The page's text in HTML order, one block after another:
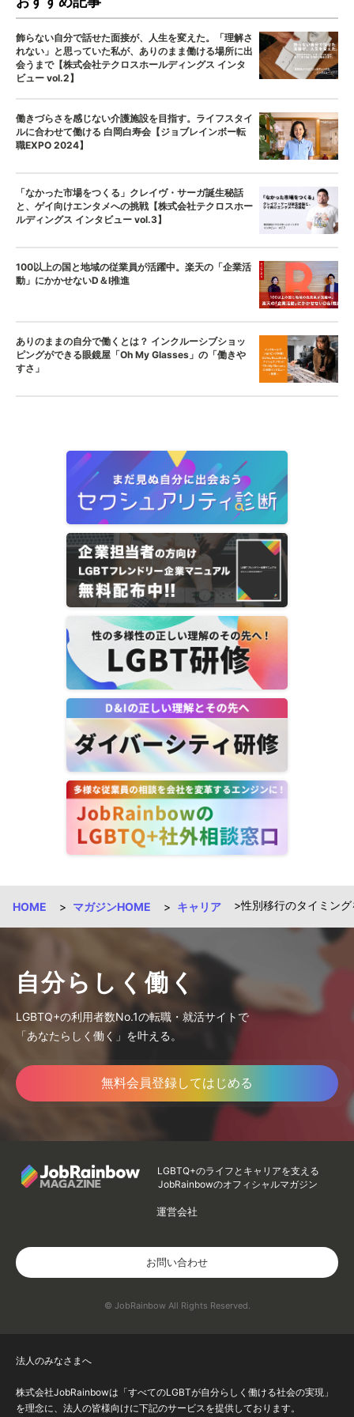
飾らない自分で話せた面接が、人生を変えた。「理解さ
れない」と思っていた私が、ありのまま働ける場所に出
会うまで【株式会社テクロスホールディングス インタ
ビュー vol.2】
働きづらさを感じない介護施設を目指す。ライフスタイ
ルに合わせて働ける 白岡白寿会【ジョブレインボー転
職EXPO 2024】
「なかった市場をつくる」クレイヴ・サーガ誕生秘話
と、ゲイ向けエンタメへの挑戦【株式会社テクロスホー
ルディングス インタビュー vol.3】
100以上の国と地域の従業員が活躍中。楽天の「企業活
動」にかかせないD＆I推進
ありのままの自分で働くとは？ インクルーシブショッ
ピングができる眼鏡屋「Oh My Glasses」の「働きや
すさ」
HOME マガジンHOME キャリア 性別移行のタイミン
自分らしく働く
LGBTQ+の利用者数No.1の転職・就活サイトで
「あなたらしく働く」を叶える。
無料会員登録してはじめる
LGBTQ+のライフとキャリアを支える
JobRainbowのオフィシャルマガジン
運営会社
お問い合わせ
© JobRainbow All Rights Reserved.
法人のみなさまへ
株式会社JobRainbowは「すべてのLGBTが自分らしく働ける社会の実現」
を理念に、法人の皆様向けに下記のサービスを提供しております。